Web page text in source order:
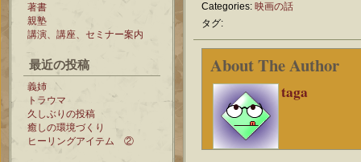
著書
親塾
講演、講座、セミナー案内
最近の投稿
義姉
トラウマ
久しぶりの投稿
癒しの環境づくり
ヒーリングアイテム ②
Categories: 映画の話
タグ:
About The Author
taga